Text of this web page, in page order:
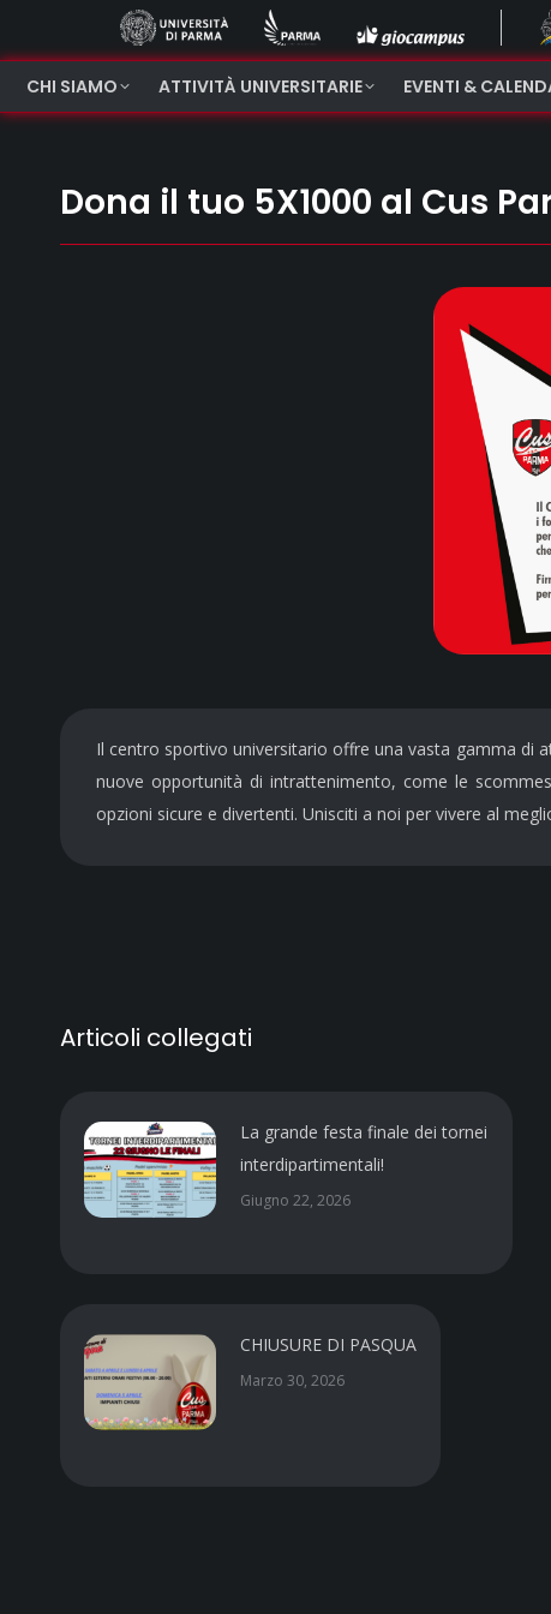
CHI SIAMO ATTIVITÀ UNIVERSITARIE EVENTI &
Dona il tuo 5X1000 al Cus
Il centro sportivo universitario offre una vasta gamma di
nuove opportunità di intrattenimento, come le
opzioni sicure e divertenti. Unisciti a noi per vivere al
Articoli collegati
La grande festa finale dei tornei
interdipartimentali!
Giugno 22, 2026
CHIUSURE DI PASQUA
Marzo 30, 2026